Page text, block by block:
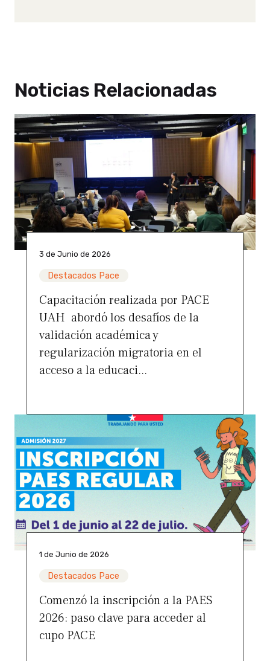
Noticias Relacionadas
3 de Junio de 2026
Destacados Pace
Capacitación realizada por PACE
UAH abordó los desafíos de la
validación académica y
regularización migratoria en el
acceso a la educaci...
1 de Junio de 2026
Destacados Pace
Comenzó la inscripción a la PAES
2026: paso clave para acceder al
cupo PACE